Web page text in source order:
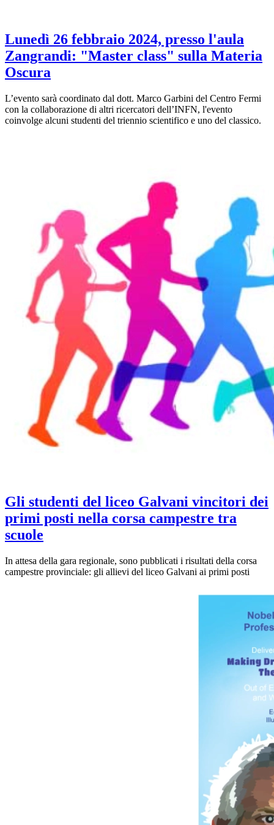
Lunedì 26 febbraio 2024, presso l'aula
Zangrandi: "Master class" sulla Materia
Oscura
L’evento sarà coordinato dal dott. Marco Garbini del Centro Fermi
con la collaborazione di altri ricercatori dell’INFN, l'evento
coinvolge alcuni studenti del triennio scientifico e uno del classico.
Gli studenti del liceo Galvani vincitori dei
primi posti nella corsa campestre tra
scuole
In attesa della gara regionale, sono pubblicati i risultati della corsa
campestre provinciale: gli allievi del liceo Galvani ai primi posti